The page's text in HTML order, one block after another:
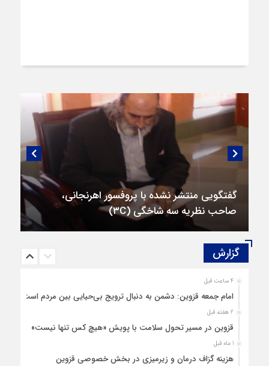
گفتگویی منتشر نشده با پروفسور اهرنجانی،
صاحب نظریه سه‌ شاخگی (۳C)
گزارش‌
4 ساعت قبل
امام جمعه قزوین: دشمن به دنبال ترویج بی‌حیایی بین مردم است
2 هفته قبل
قزوین در مسیر تحول سلامت با پویش «هیچ‌ کس تنها نیست»
1 ماه قبل
هزینه‌ گزاف درمان و زیرمیزی در بخش خصوصی قزوین